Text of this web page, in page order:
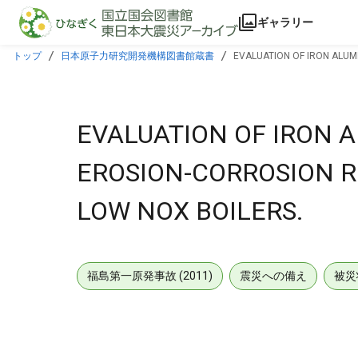
本文に飛ぶ
ギャラリー
トップ 日本原子力研究開発機構図書館蔵書 EVALUATION OF IRON
EVALUATION OF IRON
EROSION-CORROSION
LOW NOX BOILERS.
福島第一原発事故 (2011) 震災への備え 被災